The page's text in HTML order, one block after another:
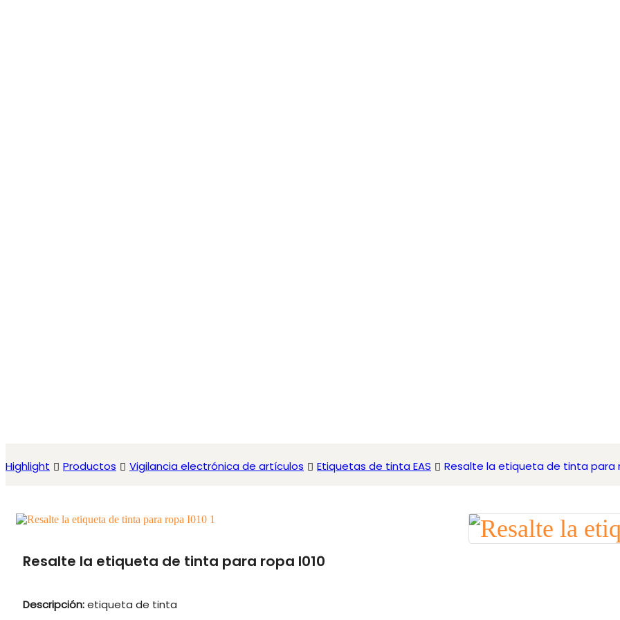
Highlight Productos Vigilancia electrónica de artículos Etiquetas de tinta EAS Resalte la etiqueta de tinta para
Resalte la etiqueta de tinta para ropa I010
Descripción:etiqueta de tinta